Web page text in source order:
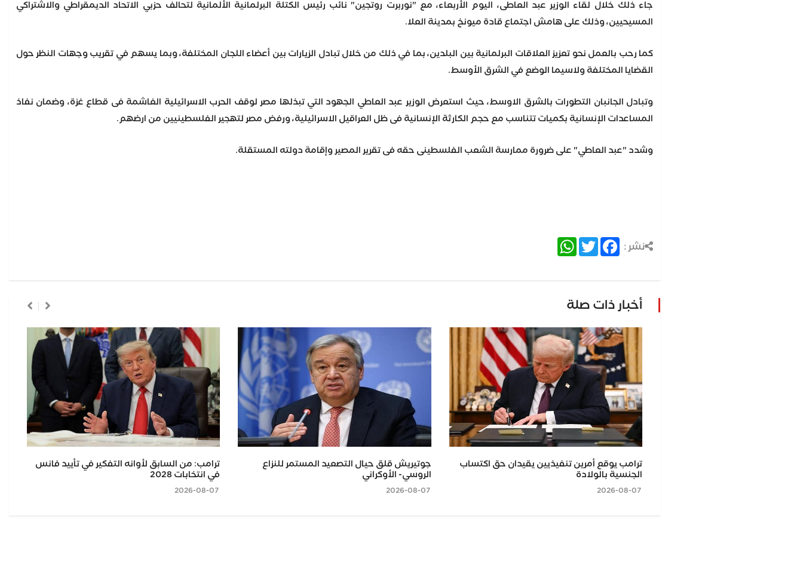
جاء ذلك خلال لقاء الوزير عبد العاطى، اليوم الأربعاء، مع "نوربرت روتجين" نائب رئيس الكتلة البرلمانية الألمانية لتحالف حزبي الاتحاد الديمقراطي والاشتراكي
المسيحيين، وذلك على هامش اجتماع قادة ميونخ بمدينة العلا.
كما رحب بالعمل نحو تعزيز العلاقات البرلمانية بين البلدين، بما في ذلك من خلال تبادل الزيارات بين أعضاء اللجان المختلفة، وبما يسهم في تقريب وجهات النظر حول
القضايا المختلفة ولاسيما الوضع في الشرق الأوسط.
وتبادل الجانبان التطورات بالشرق الاوسط، حيث استعرض الوزير عبد العاطي الجهود التي تبذلها مصر لوقف الحرب الاسرائيلية الغاشمة فى قطاع غزة، وضمان نفاذ
المساعدات الإنسانية بكميات تتناسب مع حجم الكارثة الإنسانية فى ظل العراقيل الاسرائيلية، ورفض مصر لتهجير الفلسطينيين من ارضهم.
وشدد "عبد العاطي" على ضرورة ممارسة الشعب الفلسطينى حقه فى تقرير المصير وإقامة دولته المستقلة.
نشر : Facebook
Twitter
WhatsApp
أخبار ذات صلة
ترامب يوقع أمرين تنفيذيين يقيدان حق اكتساب
الجنسية بالولادة
جوتيريش قلق حيال التصعيد المستمر للنزاع
الروسي- الأوكراني
2026-08-07
ترامب: من السابق لأوانه التفكير في تأييد فانس
في انتخابات 2028